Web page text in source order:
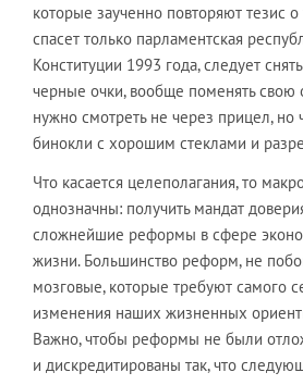
которые заученно повторяют тезис о
спасет только парламентская
Конституции 1993 года, следует
черные очки, вообще поменять свою
нужно смотреть не через прицел, но
бинокли с хорошим стеклами и
Что касается целеполагания, то
однозначны: получить мандат
сложнейшие реформы в сфере
жизни. Большинство реформ, не
мозговые, которые требуют самого
изменения наших жизненных
Важно, чтобы реформы не были
и дискредитированы так, что